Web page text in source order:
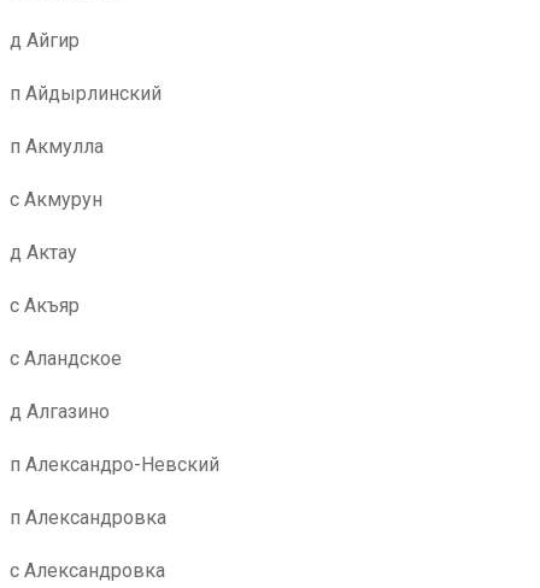
д Айгир
п Айдырлинский
п Акмулла
с Акмурун
д Актау
с Акъяр
с Аландское
д Алгазино
п Александро-Невский
п Александровка
с Александровка